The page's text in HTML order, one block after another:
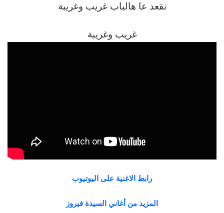
نقعد عا هالباب غريب وغريبة
غريب وغريبة
رابط الاغنية على اليوتيوب
المزيد من أغاني السيدة فيروز